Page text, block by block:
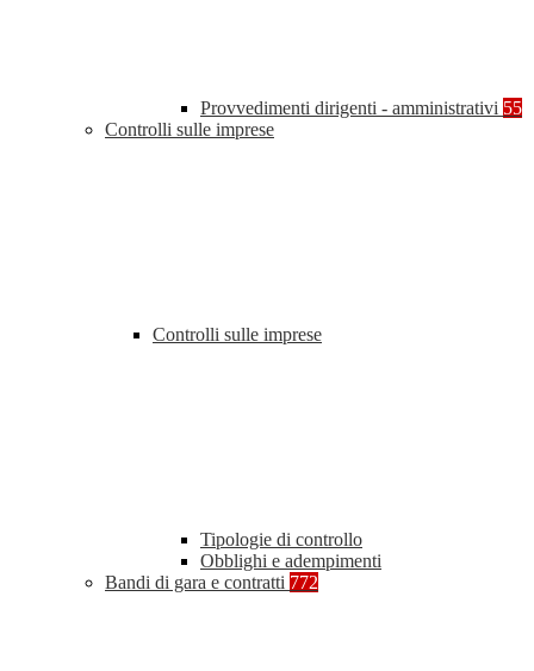
Provvedimenti dirigenti - amministrativi 55
Controlli sulle imprese
Controlli sulle imprese
Tipologie di controllo
Obblighi e adempimenti
Bandi di gara e contratti 772